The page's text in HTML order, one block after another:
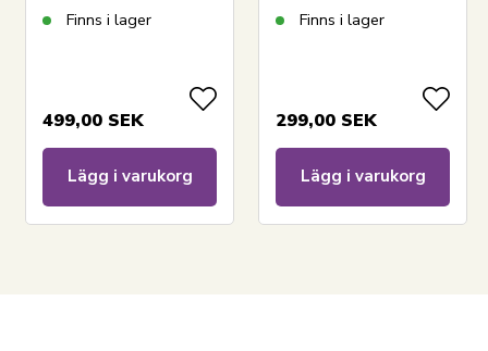
Finns i lager
499,00 SEK
Lägg i varukorg
Finns i lager
299,00 SEK
Lägg i varukorg